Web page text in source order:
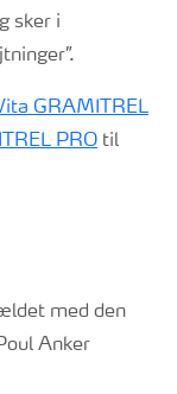
sker i
GRAMITREL
PRO til
med den
Anker